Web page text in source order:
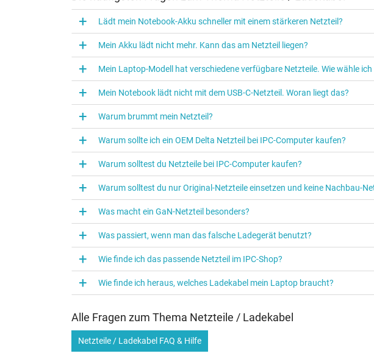
Prüfsiegel
Kategorisierung
Kategorie
Verwendung
Lädt mein Notebook-Akku schneller mit einem stärkeren Netzteil?
Mein Akku lädt nicht mehr. Kann das am Netzteil liegen?
Mein Laptop-Modell hat verschiedene verfügbare Netzteile. Wie wähle
Mein Notebook lädt nicht mit dem USB-C-Netzteil. Woran liegt das?
Warum brummt mein Netzteil?
Warum sollte ich ein OEM Delta Netzteil bei IPC‑Computer kaufen?
Warum solltest du Netzteile bei IPC‑Computer kaufen?
Warum solltest du nur Original-Netzteile einsetzen und keine Nachbau-
Was macht ein GaN-Netzteil besonders?
Was passiert, wenn man das falsche Ladegerät benutzt?
Wie finde ich das passende Netzteil im IPC-Shop?
Wie finde ich heraus, welches Ladekabel mein Laptop braucht?
Alle Fragen zum Thema Netzteile / Ladekabel
Netzteile / Ladekabel FAQ & Hilfe